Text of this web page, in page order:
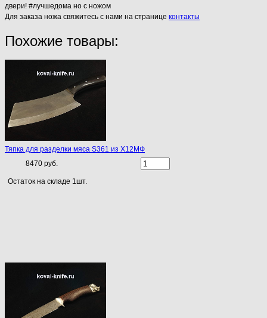
двери! #лучшедома но с ножом
Для заказа ножа свяжитесь с нами на странице контакты
Похожие товары:
Тяпка для разделки мяса S361 из Х12МФ
8470 руб.
Остаток на складе 1шт.